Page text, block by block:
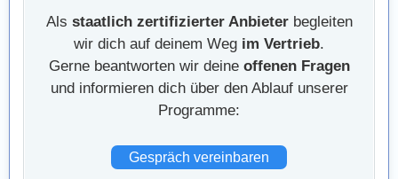
Als staatlich zertifizierter Anbieter begleiten
wir dich auf deinem Weg im Vertrieb.
Gerne beantworten wir deine offenen Fragen
und informieren dich über den Ablauf unserer
Programme:
Gespräch vereinbaren